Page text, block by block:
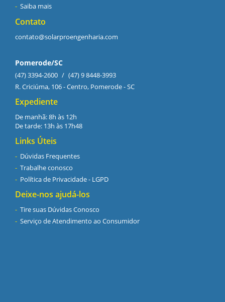
Saiba mais
Contato
contato@solarproengenharia.com
Pomerode/SC
(47) 3394-2600 / (47) 9 8448-3993
R. Criciúma, 106 - Centro, Pomerode - SC
Expediente
De manhã: 8h às 12h
De tarde: 13h às 17h48
Links Úteis
Dúvidas Frequentes
Trabalhe conosco
Política de Privacidade - LGPD
Deixe-nos ajudá-los
Tire suas Dúvidas Conosco
Serviço de Atendimento ao Consumidor